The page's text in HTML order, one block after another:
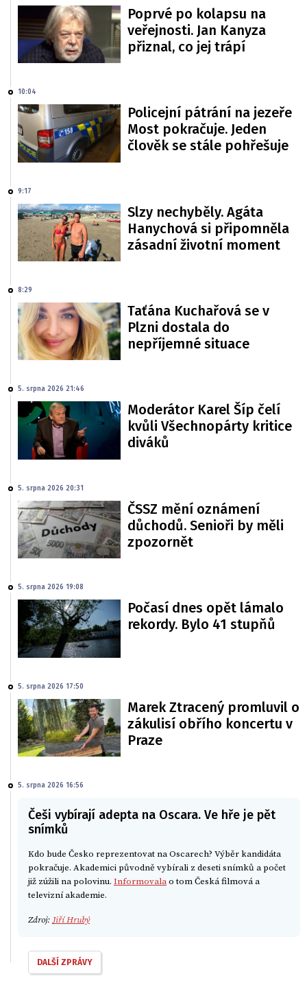
Poprvé po kolapsu na
veřejnosti. Jan Kanyza
přiznal, co jej trápí
10:04
Policejní pátrání na jezeře
Most pokračuje. Jeden
člověk se stále pohřešuje
9:17
Slzy nechyběly. Agáta
Hanychová si připomněla
zásadní životní moment
8:29
Taťána Kuchařová se v
Plzni dostala do
nepříjemné situace
5. srpna 2026 21:46
Moderátor Karel Šíp čelí
kvůli Všechnopárty kritice
diváků
5. srpna 2026 20:31
ČSSZ mění oznámení
důchodů. Senioři by měli
zpozornět
5. srpna 2026 19:08
Počasí dnes opět lámalo
rekordy. Bylo 41 stupňů
5. srpna 2026 17:50
Marek Ztracený promluvil o
zákulisí obřího koncertu v
Praze
5. srpna 2026 16:56
Češi vybírají adepta na Oscara. Ve hře je pět
snímků
Kdo bude Česko reprezentovat na Oscarech? Výběr kandidáta
pokračuje. Akademici původně vybírali z deseti snímků a počet
již zúžili na polovinu. Informovalao tom Česká filmová a
televizní akademie.
Zdroj: Jiří Hrubý
DALŠÍ ZPRÁVY